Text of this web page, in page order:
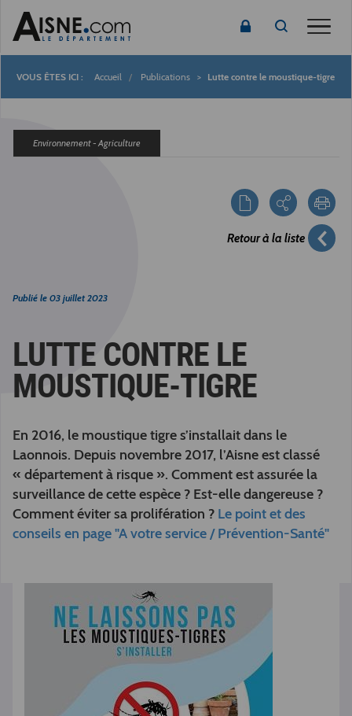
Fil
d'Ariane
Accueil Publications Lutte contre le moustique-tigre
Environnement - Agriculture
Retour à la liste
Publié le 03 juillet 2023
LUTTE CONTRE LE
MOUSTIQUE-TIGRE
En 2016, le moustique tigre s’installait dans le
Laonnois. Depuis novembre 2017, l’Aisne est classé
« département à risque ». Comment est assurée la
surveillance de cette espèce ? Est-elle dangereuse ?
Comment éviter sa prolifération ? Le point et des
conseils en page "A votre service / Prévention-Santé"